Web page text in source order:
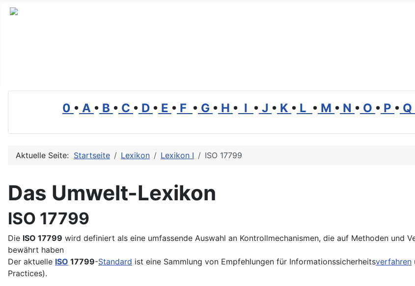
0 • A • B • C • D • E • F • G • H • I • J • K • L • M • N • O • P • Q
Aktuelle Seite: Startseite Lexikon Lexikon I ISO 17799
Das Umwelt-Lexikon
ISO 17799
Die ISO 17799 wird definiert als eine umfassende Auswahl an Kontrollmechanismen, die auf Methoden und
bewährt haben
Der aktuelle ISO 17799-Standard ist eine Sammlung von Empfehlungen für Informations­sicherheits­verfahren
Practices).